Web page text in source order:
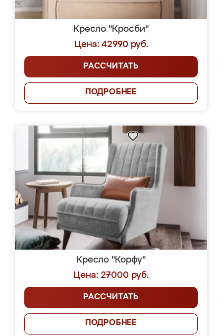
Кресло "Кросби"
Цена: 42990 руб.
РАССЧИТАТЬ
ПОДРОБНЕЕ
Кресло "Корфу"
Цена: 27000 руб.
РАССЧИТАТЬ
ПОДРОБНЕЕ